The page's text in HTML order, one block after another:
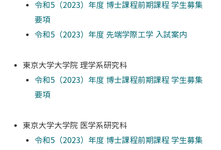
令和5（2023）年度 博士課程前期課程 学生募集
要項
令和5（2023）年度 先端学際工学 入試案内
東京大学大学院 理学系研究科
令和5（2023）年度 博士課程前期課程 学生募集
要項
東京大学大学院 医学系研究科
令和5（2023）年度 博士課程前期課程 学生募集